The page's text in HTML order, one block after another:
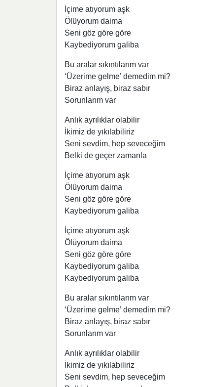
İçime atıyorum aşk
Ölüyorum daima
Seni göz göre göre
Kaybediyorum galiba
Bu aralar sıkıntılarım var
‘Üzerime gelme’ demedim mi?
Biraz anlayış, biraz sabır
Sorunlarım var
Anlık ayrılıklar olabilir
İkimiz de yıkılabiliriz
Seni sevdim, hep seveceğim
Belki de geçer zamanla
İçime atıyorum aşk
Ölüyorum daima
Seni göz göre göre
Kaybediyorum galiba
İçime atıyorum aşk
Ölüyorum daima
Seni göz göre göre
Kaybediyorum galiba
Kaybediyorum galiba
Bu aralar sıkıntılarım var
‘Üzerime gelme’ demedim mi?
Biraz anlayış, biraz sabır
Sorunlarım var
Anlık ayrılıklar olabilir
İkimiz de yıkılabiliriz
Seni sevdim, hep seveceğim